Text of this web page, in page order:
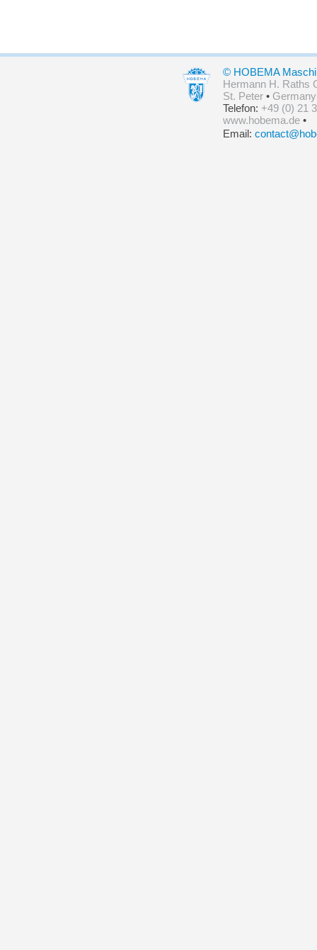
© HOBEMA
Hermann H. Raths
St. Peter • Germany
Telefon: +49 (0) 21
www.hobema.de •
Email: